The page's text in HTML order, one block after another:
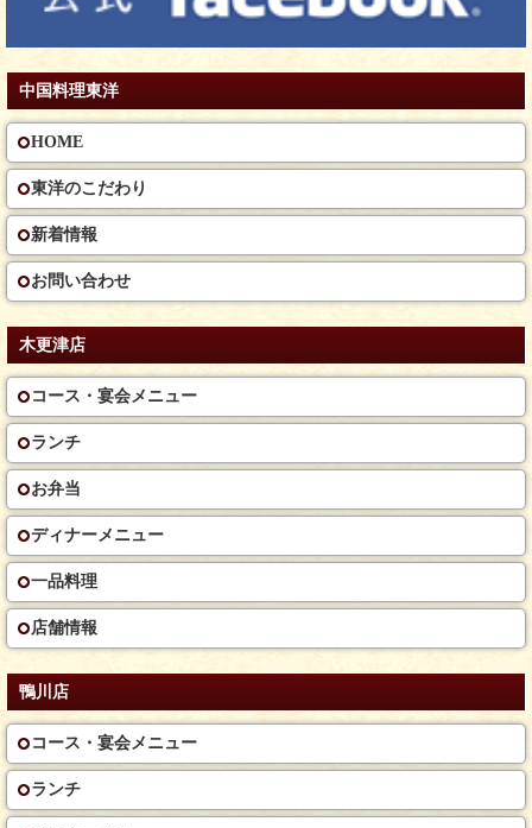
中国料理東洋
HOME
東洋のこだわり
新着情報
お問い合わせ
木更津店
コース・宴会メニュー
ランチ
お弁当
ディナーメニュー
一品料理
店舗情報
鴨川店
コース・宴会メニュー
ランチ